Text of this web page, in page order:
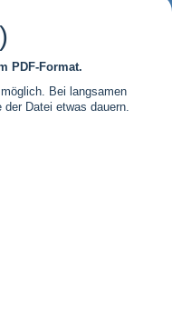
PDF-Format.
Bei langsamen
Datei etwas dauern.